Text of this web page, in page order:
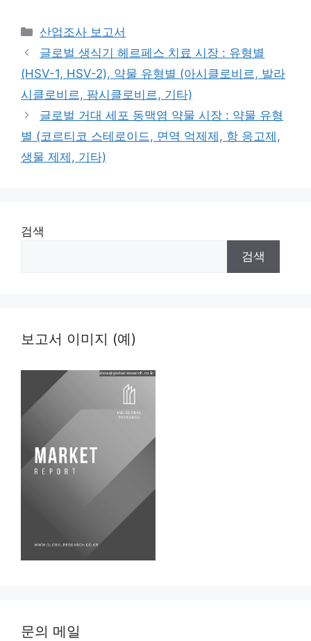
Categories
산업조사 보고서
글로벌 생식기 헤르페스 치료 시장 : 유형별
(HSV-1, HSV-2), 약물 유형별 (아시클로비르, 발라
시클로비르, 팜시클로비르, 기타)
글로벌 거대 세포 동맥염 약물 시장 : 약물 유형
별 (코르티코 스테로이드, 면역 억제제, 항 응고제,
생물 제제, 기타)
검색
검색
보고서 이미지 (예)
문의 메일